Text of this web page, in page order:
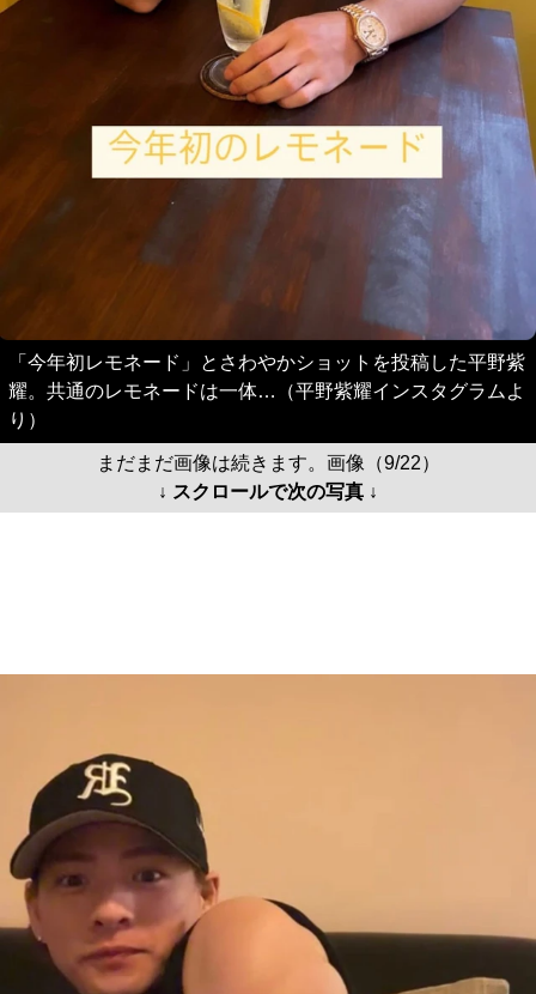
「今年初レモネード」とさわやかショットを投稿した平野紫
耀。共通のレモネードは一体…（平野紫耀インスタグラムよ
り）
まだまだ画像は続きます。画像（9/22）
↓ スクロールで次の写真 ↓